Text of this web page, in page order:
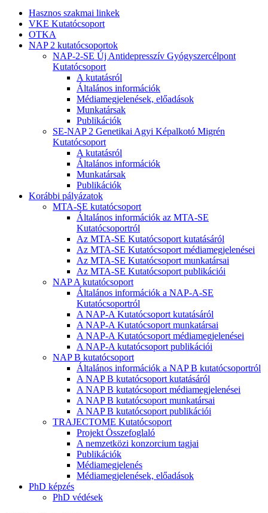
Hasznos szakmai linkek
VKE Kutatócsoport
OTKA
NAP 2 kutatócsoportok
NAP-2-SE Új Antidepresszív Gyógyszercélpont
Kutatócsoport
A kutatásról
Általános információk
Médiamegjelenések, előadások
Munkatársak
Publikációk
SE-NAP 2 Genetikai Agyi Képalkotó Migrén
Kutatócsoport
A kutatásról
Általános információk
Munkatársak
Publikációk
Korábbi pályázatok
MTA-SE kutatócsoport
Általános információk az MTA-SE
Kutatócsoportról
Az MTA-SE Kutatócsoport kutatásáról
Az MTA-SE Kutatócsoport médiamegjelenései
Az MTA-SE Kutatócsoport munkatársai
Az MTA-SE Kutatócsoport publikációi
NAP A kutatócsoport
Általános információk a NAP-A-SE
Kutatócsoportról
A NAP-A Kutatócsoport kutatásáról
A NAP-A Kutatócsoport munkatársai
A NAP-A Kutatócsoport médiamegjelenései
A NAP-A kutatócsoport publikációi
NAP B kutatócsoport
Általános információk a NAP B kutatócsoportról
A NAP B kutatócsoport kutatásáról
A NAP B kutatócsoport médiamegjelenései
A NAP B kutatócsoport munkatársai
A NAP B kutatócsoport publikációi
TRAJECTOME Kutatócsoport
Projekt Összefoglaló
A nemzetközi konzorcium tagjai
Publikációk
Médiamegjelenés
Médiamegjelenések, előadások
PhD képzés
PhD védések